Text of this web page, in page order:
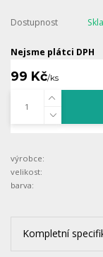
Dostupnost
Nejsme plátci DPH
99 Kč/ks
výrobce:
velikost:
barva:
Kompletní